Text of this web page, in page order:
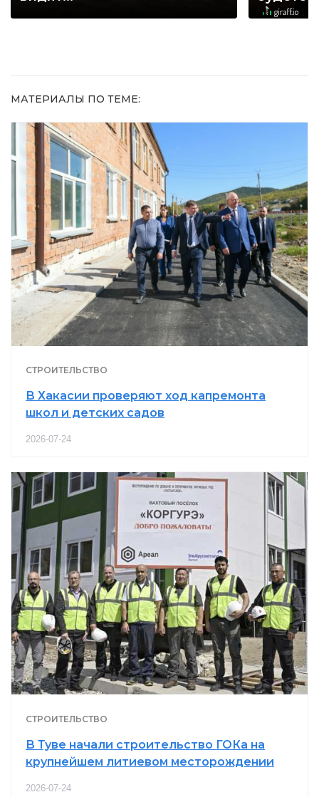
МАТЕРИАЛЫ ПО ТЕМЕ:
СТРОИТЕЛЬСТВО
В Хакасии проверяют ход капремонта
школ и детских садов
2026-07-24
СТРОИТЕЛЬСТВО
В Туве начали строительство ГОКа на
крупнейшем литиевом месторождении
2026-07-24